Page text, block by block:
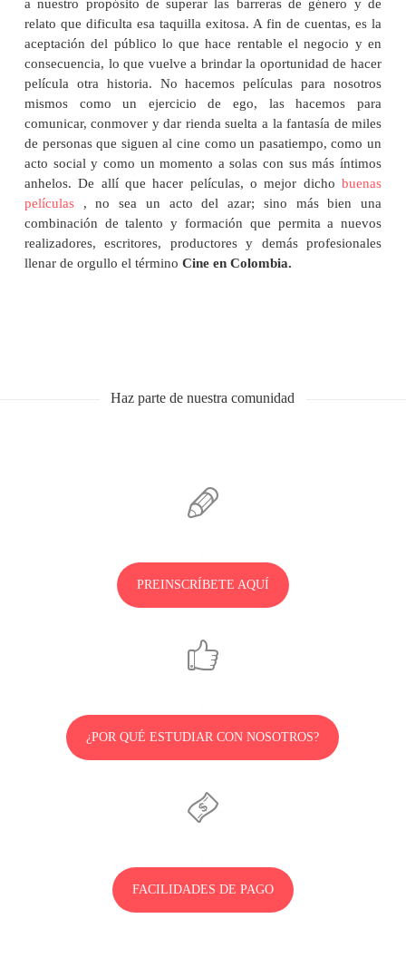
a nuestro propósito de superar las barreras de género y de
relato que dificulta esa taquilla exitosa. A fin de cuentas, es la
aceptación del público lo que hace rentable el negocio y en
consecuencia, lo que vuelve a brindar la oportunidad de hacer
película otra historia. No hacemos películas para nosotros
mismos como un ejercicio de ego, las hacemos para
comunicar, conmover y dar rienda suelta a la fantasía de miles
de personas que siguen al cine como un pasatiempo, como un
acto social y como un momento a solas con sus más íntimos
anhelos. De allí que hacer películas, o mejor dichobuenas
películas, no sea un acto del azar; sino más bien una
combinación de talento y formación que permita a nuevos
realizadores, escritores, productores y demás profesionales
llenar de orgullo el término Cine en Colombia.
Haz parte de nuestra comunidad
PREINSCRÍBETE AQUÍ
¿POR QUÉ ESTUDIAR CON NOSOTROS?
FACILIDADES DE PAGO